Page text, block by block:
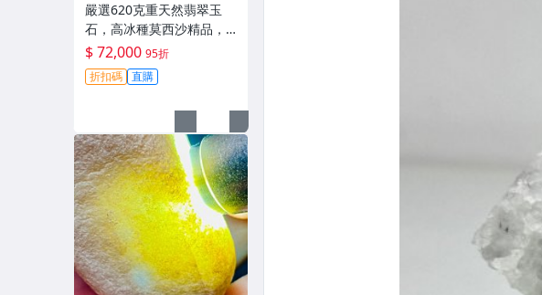
嚴選620克重天然翡翠玉
石，高冰種莫西沙精品，
冰質足夠出色適合收藏。
高冰翡翠 翡翠原石 翡翠手
札
$ 72,000 95折
折扣碼 直購